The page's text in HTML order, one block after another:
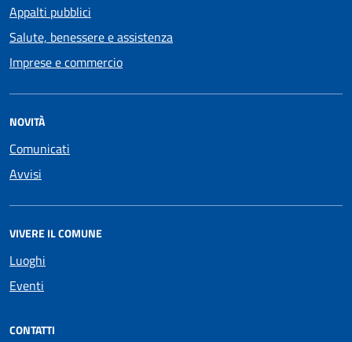
Appalti pubblici
Salute, benessere e assistenza
Imprese e commercio
NOVITÀ
Comunicati
Avvisi
VIVERE IL COMUNE
Luoghi
Eventi
CONTATTI